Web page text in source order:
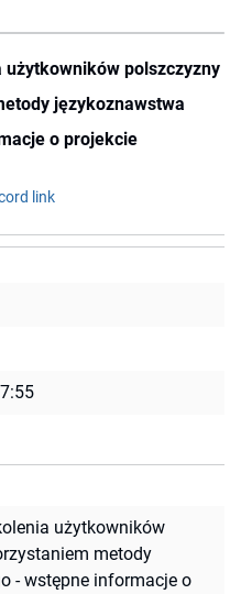
polszczyzny
językoznawstwa
o projekcie
link
użytkowników
metody
- wstępne informacje o